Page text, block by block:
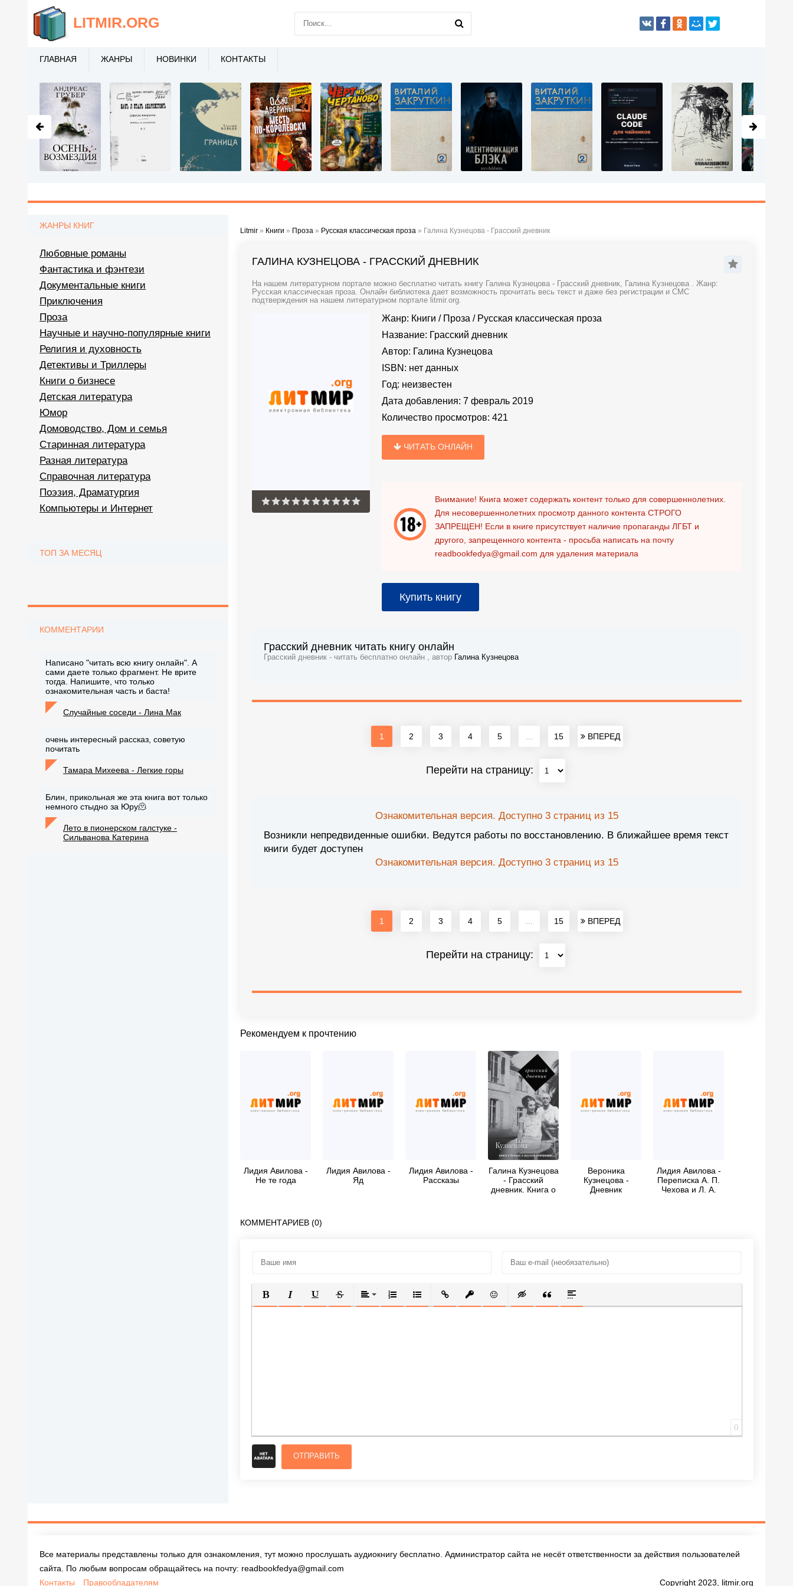
Litmir » Книги » Проза » Русская классическая проза » Галина Кузнецова - Грасский дневник
ГАЛИНА КУЗНЕЦОВА - ГРАССКИЙ ДНЕВНИК
На нашем литературном портале можно бесплатно читать книгу Галина Кузнецова - Грасский дневник, Галина Кузнецова . Жанр:
Русская классическая проза. Онлайн библиотека дает возможность прочитать весь текст и даже без регистрации и СМС
подтверждения на нашем литературном портале litmir.org.
Жанр: Книги / Проза / Русская классическая проза
Название: Грасский дневник
Автор: Галина Кузнецова
ISBN: нет данных
Год: неизвестен
Дата добавления: 7 февраль 2019
Количество просмотров: 421
ЧИТАТЬ ОНЛАЙН
Внимание! Книга может содержать контент только для совершеннолетних.
Для несовершеннолетних просмотр данного контента СТРОГО
ЗАПРЕЩЕН! Если в книге присутствует наличие пропаганды ЛГБТ и
другого, запрещенного контента - просьба написать на почту
readbookfedya@gmail.com для удаления материала
Купить книгу
Грасский дневник читать книгу онлайн
Грасский дневник - читать бесплатно онлайн , автор Галина Кузнецова
1 2 3 4 5 15 ВПЕРЕД
Перейти на страницу:
Ознакомительная версия. Доступно 3 страниц из 15
Возникли непредвиденные ошибки. Ведутся работы по восстановлению. В ближайшее время текст
книги будет доступен
Ознакомительная версия. Доступно 3 страниц из 15
1 2 3 4 5 15 ВПЕРЕД
Перейти на страницу:
Рекомендуем к прочтению
Лидия Авилова -
He те года
Лидия Авилова -
Яд
Лидия Авилова -
Рассказы
Галина Кузнецова
- Грасский
дневник. Книга о
Вероника
Кузнецова -
Дневник
Лидия Авилова -
Переписка А. П.
Чехова и Л. А.
КОММЕНТАРИЕВ (0)
ПОЛУЖИРНЫЙ
КУРСИВПОДЧЕРКНУТЫЙ
ЗАЧЕРКНУТЫЙВЫРАВНИВАНИЕ
НУМЕРОВАННЫЙ СПИСОК
МАРКИРОВАННЫЙ СПИСОК
ВСТАВИТЬ ССЫЛКУ
ВСТАВИТЬ ЗАЩИЩЕННУЮ ССЫЛКУ
ВСТАВИТЬ СМАЙЛИК
ВСТАВКА СКРЫТОГО ТЕКСТА
ВСТАВКА ЦИТАТЫ
ВСТАВКА СПОЙЛЕРА
0
ОТПРАВИТЬ
ЖАНРЫ КНИГ
Любовные романы
Фантастика и фэнтези
Документальные книги
Приключения
Проза
Научные и научно-популярные книги
Религия и духовность
Детективы и Триллеры
Книги о бизнесе
Детская литература
Юмор
Домоводство, Дом и семья
Старинная литература
Разная литература
Справочная литература
Поэзия, Драматургия
Компьютеры и Интернет
ТОП ЗА МЕСЯЦ
КОММЕНТАРИИ
Написано "читать всю книгу онлайн". А
сами даете только фрагмент. Не врите
тогда. Напишите, что только
ознакомительная часть и баста!
Случайные соседи - Лина Мак
очень интересный рассказ, советую
почитать
Тамара Михеева - Легкие горы
Блин, прикольная же эта книга вот только
немного стыдно за Юру🫠
Лето в пионерском галстуке -
Сильванова Катерина
LITMIR.ORG
ГЛАВНАЯ ЖАНРЫ НОВИНКИ КОНТАКТЫ
Все материалы представлены только для ознакомления, тут можно прослушать аудиокнигу бесплатно. Администратор сайта не несёт ответственности за действия пользователей
сайта. По любым вопросам обращайтесь на почту: readbookfedya@gmail.com
Контакты
Правообладателям Copyright 2023, litmir.org